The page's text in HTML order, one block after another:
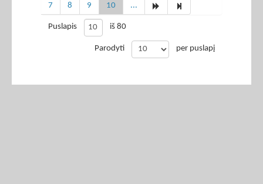
7 8 9 10 ...
Puslapis iš 80
Parodyti per puslapį